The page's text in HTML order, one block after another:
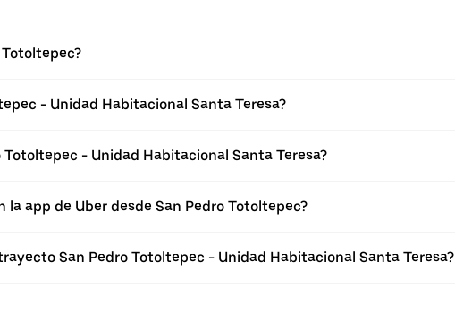
- Unidad Habitacional Santa Teresa?
- Unidad Habitacional Santa Teresa?
app de Uber desde San Pedro Totoltepec?
San Pedro Totoltepec - Unidad Habitacional Santa Teresa?